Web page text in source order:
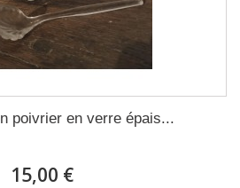
poivrier en verre épais...
15,00 €